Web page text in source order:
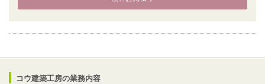
コウ建築工房の業務内容